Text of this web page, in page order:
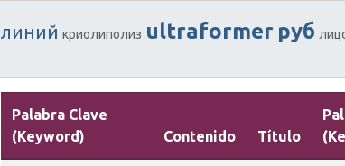
линий криолиполиз ultraformer руб
Palabra Clave
(Keyword)
Contenido Título